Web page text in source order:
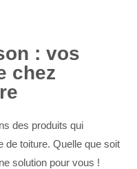
: vos
chez
des produits qui
de toiture. Quelle que soit
solution pour vous !